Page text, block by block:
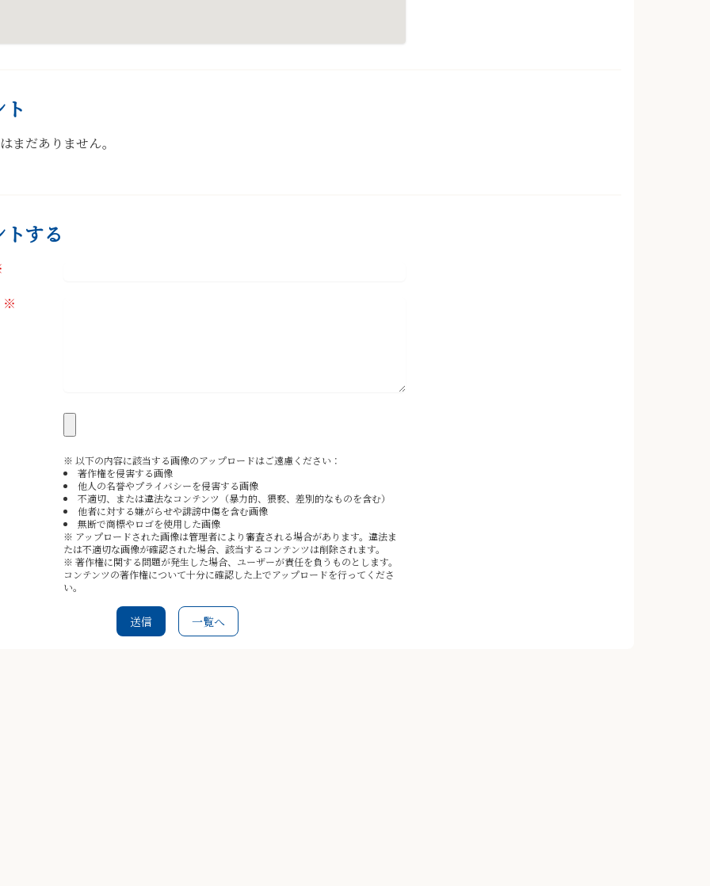
まだありません。
する
※
※ 以下の内容に該当する画像のアップロードはご遠慮ください：
著作権を侵害する画像
他人の名誉やプライバシーを侵害する画像
不適切、または違法なコンテンツ（暴力的、猥褻、差別的なものを含む）
他者に対する嫌がらせや誹謗中傷を含む画像
無断で商標やロゴを使用した画像
※ アップロードされた画像は管理者により審査される場合があります。違法ま
たは不適切な画像が確認された場合、該当するコンテンツは削除されます。
※ 著作権に関する問題が発生した場合、ユーザーが責任を負うものとします。
コンテンツの著作権について十分に確認した上でアップロードを行ってくださ
い。
送信 一覧へ